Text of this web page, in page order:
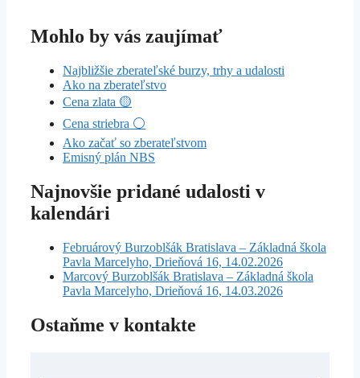
Mohlo by vás zaujímať
Najbližšie zberateľské burzy, trhy a udalosti
Ako na zberateľstvo
Cena zlata 🟡
Cena striebra ⚪
Ako začať so zberateľstvom
Emisný plán NBS
Najnovšie pridané udalosti v
kalendári
Februárový Burzoblšák Bratislava – Základná škola
Pavla Marcelyho, Drieňová 16, 14.02.2026
Marcový Burzoblšák Bratislava – Základná škola
Pavla Marcelyho, Drieňová 16, 14.03.2026
Ostaňme v kontakte